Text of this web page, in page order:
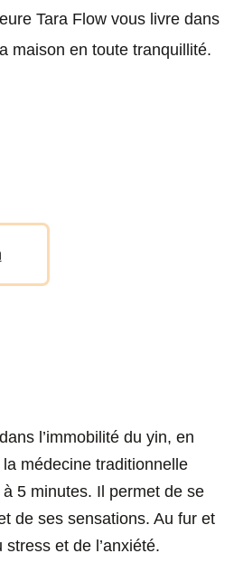
Tara Flow vous livre dans
maison en toute tranquillité.
l’immobilité du yin, en
médecine traditionnelle
5 minutes. Il permet de se
de ses sensations. Au fur et
et de l’anxiété.